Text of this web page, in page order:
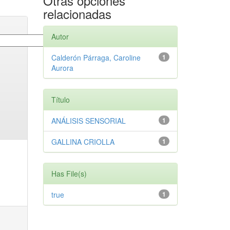
relacionadas
Autor
1
Calderón Párraga, Caroline
Aurora
Título
1
ANÁLISIS SENSORIAL
1
GALLINA CRIOLLA
Has File(s)
1
true